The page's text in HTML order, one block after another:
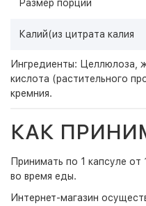
Размер порции
Калий(из цитрата калия
Ингредиенты: Целлюлоза,
кислота (растительного
кремния.
КАК
Принимать по 1 капсуле
во время еды.
Интернет-магазин